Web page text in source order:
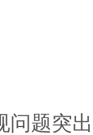
问题突出